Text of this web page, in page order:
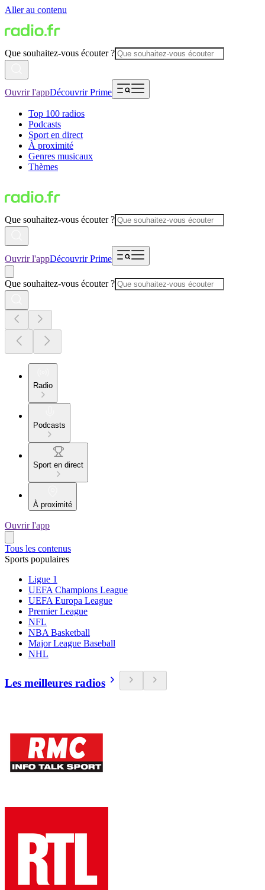
Aller au contenu
Que souhaitez-vous écouter ?
Ouvrir l'appDécouvrir Prime
Top 100 radios
Podcasts
Sport en direct
À proximité
Genres musicaux
Thèmes
Que souhaitez-vous écouter ?
Ouvrir l'appDécouvrir Prime
Que souhaitez-vous écouter ?
Radio
Podcasts
Sport en direct
À proximité
Ouvrir l'app
Tous les contenus
Sports populaires
Ligue 1
UEFA Champions League
UEFA Europa League
Premier League
NFL
NBA Basketball
Major League Baseball
NHL
Les meilleures radios